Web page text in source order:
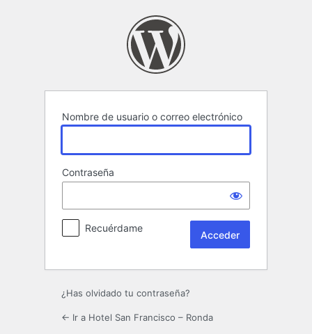
Nombre de usuario o correo electrónico
Contraseña
Recuérdame
¿Has olvidado tu contraseña?
← Ir a Hotel San Francisco – Ronda